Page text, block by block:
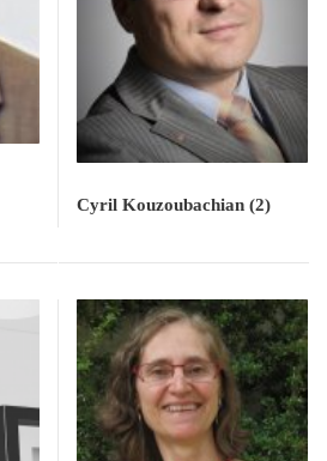
Cyril Kouzoubachian (2)